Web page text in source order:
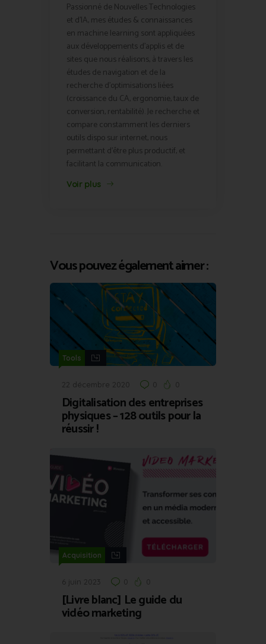
Passionné de Nouvelles Technologies
et d'IA, mes études & connaissances
en machine learning sont appliquées
aux développements d'applis et de
sites que nous réalisons, à travers les
études de navigation et de la
recherche d'optimisations liées
(croissance du CA, ergonomie, taux de
conversion, rentabilité). Je recherche et
compare constamment les derniers
outils dispo sur internet, nous
permettant d'être plus productif, et
facilitant la communication.
Voir plus
Vous pouvez également aimer :
Tools
22 décembre 2020 0 0
Digitalisation des entreprises
physiques – 128 outils pour la
réussir !
Acquisition
6 juin 2023 0 0
[Livre blanc] Le guide du
vidéo marketing